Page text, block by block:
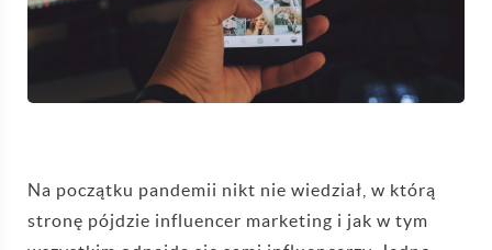
Na początku pandemii nikt nie wiedział, w którą
stronę pójdzie influencer marketing i jak w tym